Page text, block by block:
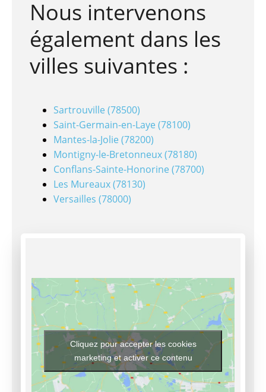
Nous intervenons
également dans les
villes suivantes :
Sartrouville (78500)
Saint-Germain-en-Laye (78100)
Mantes-la-Jolie (78200)
Montigny-le-Bretonneux (78180)
Conflans-Sainte-Honorine (78700)
Les Mureaux (78130)
Versailles (78000)
Cliquez pour accepter les cookies
marketing et activer ce contenu